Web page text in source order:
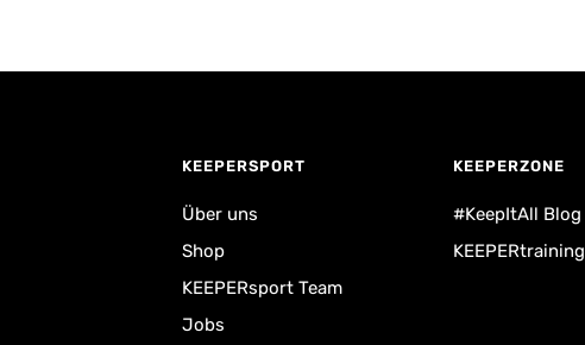
KEEPERSPORT
Über uns
Shop
KEEPERsport Team
Jobs
KEEPERZONE
#KeepItAll Blog
KEEPERtraining